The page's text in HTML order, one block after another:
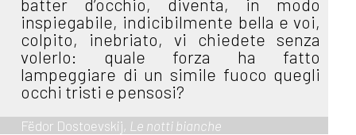
batter d’occhio, diventa, in modo
inspiegabile, indicibilmente bella e voi,
colpito, inebriato, vi chiedete senza
volerlo: quale forza ha fatto
lampeggiare di un simile fuoco quegli
occhi tristi e pensosi?
Fëdor Dostoevskij, Le notti bianche